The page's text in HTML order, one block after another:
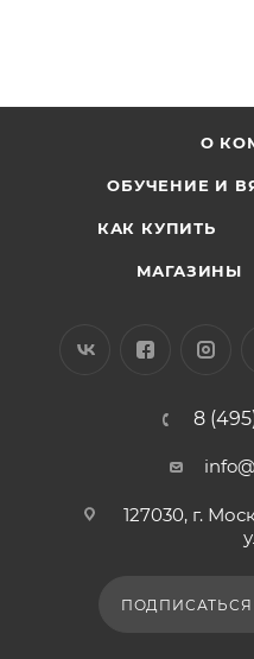
О
ОБУЧЕНИЕ И
КАК КУПИТЬ
МАГАЗИНЫ
8
127030, г.